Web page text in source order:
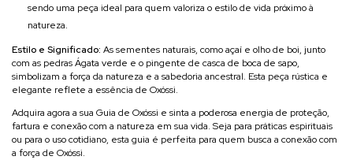
sendo uma peça ideal para quem valoriza o estilo de vida próximo à
natureza.
Estilo e Significado: As sementes naturais, como açaí e olho de boi, junto
com as pedras Ágata verde e o pingente de casca de boca de sapo,
simbolizam a força da natureza e a sabedoria ancestral. Esta peça rústica e
elegante reflete a essência de Oxóssi.
Adquira agora a sua Guia de Oxóssi e sinta a poderosa energia de proteção,
fartura e conexão com a natureza em sua vida. Seja para práticas espirituais
ou para o uso cotidiano, esta guia é perfeita para quem busca a conexão com
a força de Oxóssi.